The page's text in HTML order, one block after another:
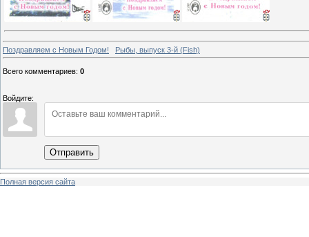
Поздравляем с Новым Годом! Рыбы, выпуск 3-й (Fish)
Всего комментариев: 0
Войдите:
Отправить
Полная версия сайта